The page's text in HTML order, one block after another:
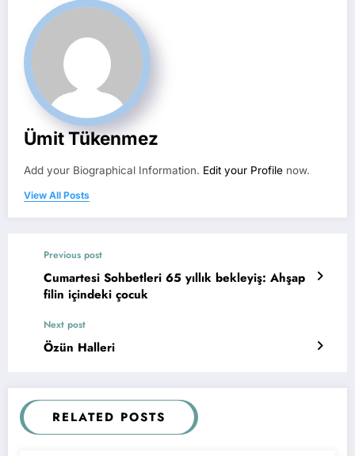
Ümit Tükenmez
Add your Biographical Information. Edit your Profile now.
View All Posts
Previous post
Cumartesi Sohbetleri 65 yıllık bekleyiş: Ahşap
filin içindeki çocuk
Next post
Özün Halleri
RELATED POSTS